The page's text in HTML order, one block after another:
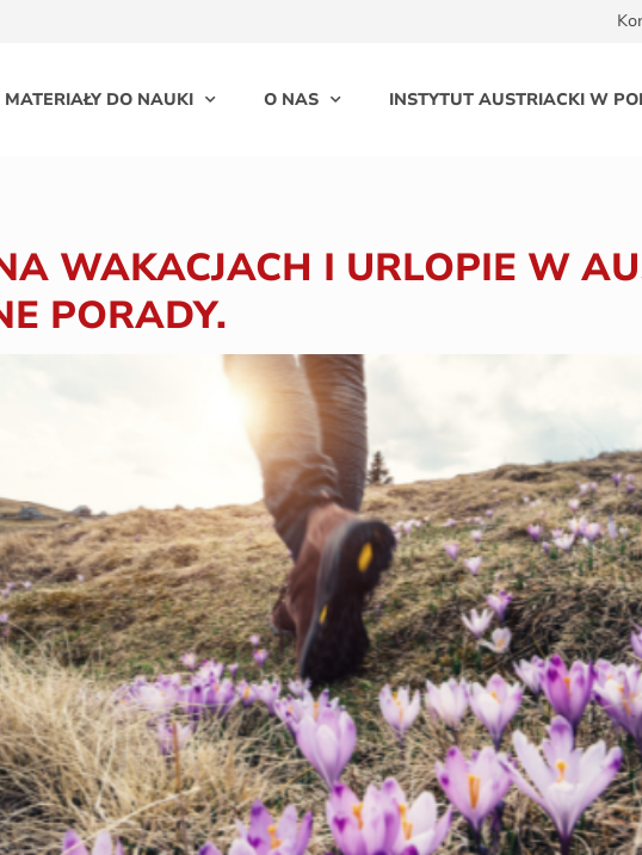
MATERIAŁY DO NAUKI O NAS INSTYTUT AUSTRIACKI W
WAKACJACH I URLOPIE W
PORADY.